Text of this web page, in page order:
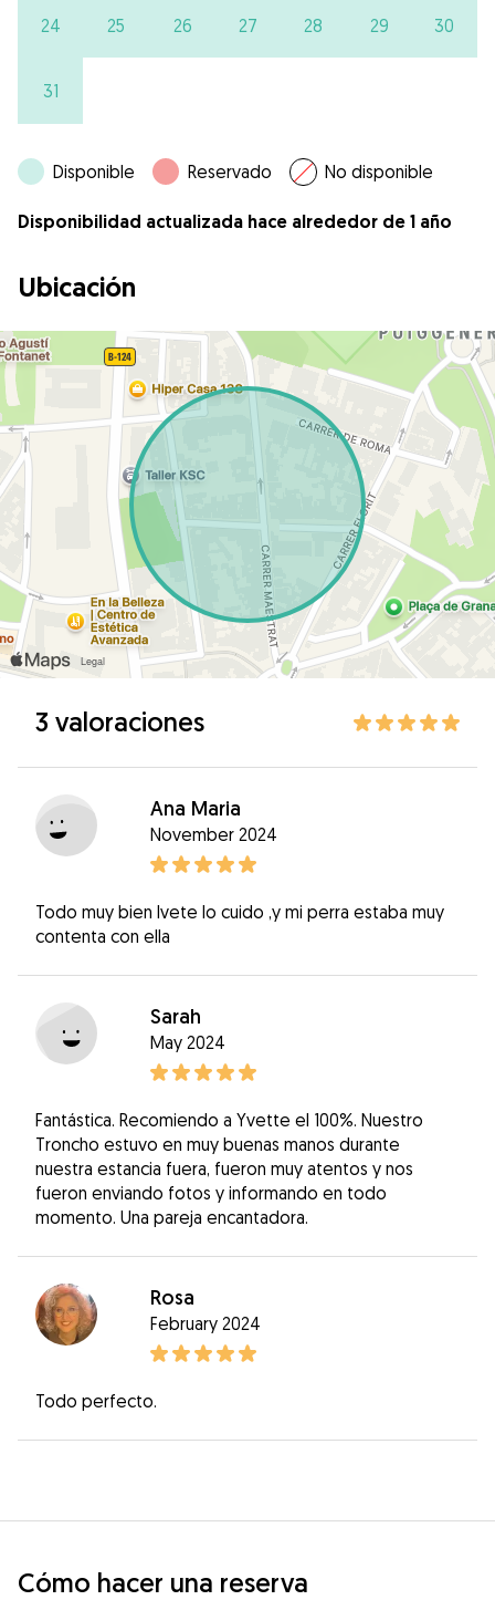
24 25 26 27 28 29 30
31
Disponible Reservado No disponible
Disponibilidad actualizada hace alrededor de 1 año
Ubicación
3 valoraciones
Ana Maria
November 2024
Todo muy bien Ivete lo cuido ,y mi perra estaba muy
contenta con ella
Sarah
May 2024
Fantástica. Recomiendo a Yvette el 100%. Nuestro
Troncho estuvo en muy buenas manos durante
nuestra estancia fuera, fueron muy atentos y nos
fueron enviando fotos y informando en todo
momento. Una pareja encantadora.
Rosa
February 2024
Todo perfecto.
Cómo hacer una reserva